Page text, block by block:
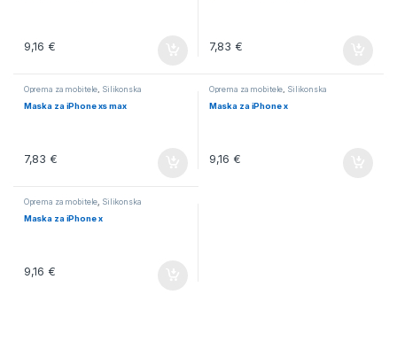
9,16 € 7,83 €
Oprema za mobitele Silikonska
Maska za iPhone xs max
7,83 €
Oprema za mobitele Silikonska
Maska za iPhone x
9,16 €
Oprema za mobitele Silikonska
Maska za iPhone x
9,16 €